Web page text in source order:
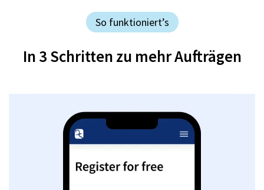
So funktioniert’s
In 3 Schritten zu mehr Aufträgen